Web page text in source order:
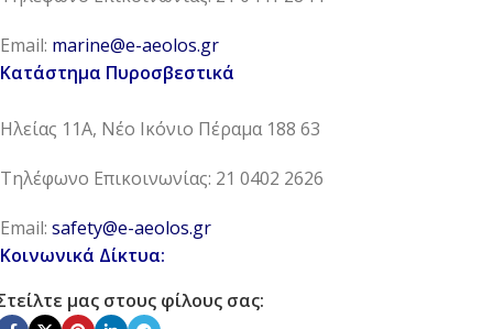
Email: marine@e-aeolos.gr
Κατάστημα Πυροσβεστικά
Ηλείας 11Α, Νέο Ικόνιο Πέραμα 188 63
Τηλέφωνο Επικοινωνίας: 21 0402 2626
Email: safety@e-aeolos.gr
Κοινωνικά Δίκτυα:
μας στους φίλους σας: